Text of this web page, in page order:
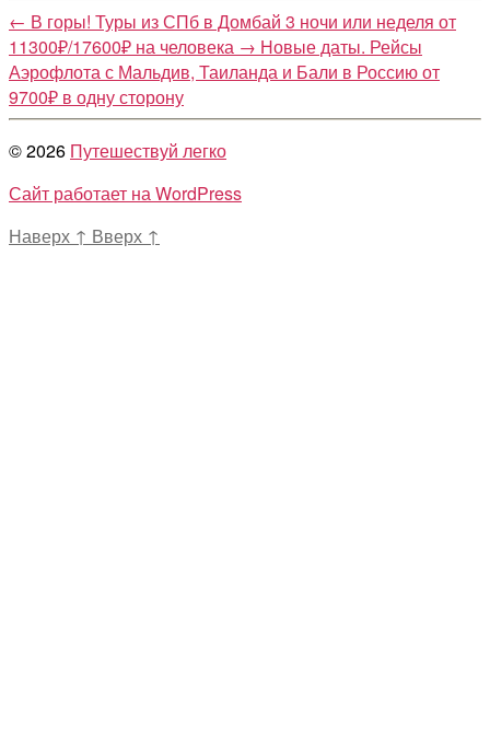
← В горы! Туры из СПб в Домбай 3 ночи или неделя от
11300₽/17600₽ на человека → Новые даты. Рейсы
Аэрофлота с Мальдив, Таиланда и Бали в Россию от
9700₽ в одну сторону
© 2026 Путешествуй легко
Сайт работает на WordPress
Наверх ↑ Вверх ↑